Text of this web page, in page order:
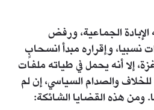
الإبادة الجماعية، ورفض
نسبيا، وإقراره مبدأ انسحابٍ
إلا أنه يحمل في طياته ملفات
والصدام السياسي، إن لم
ومن هذه القضايا الشائكة: